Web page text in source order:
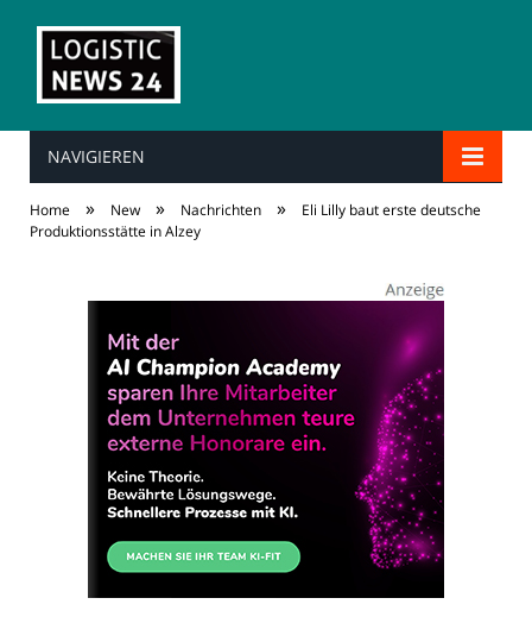
NAVIGIEREN
Home » New » Nachrichten »
Eli Lilly baut erste deutsche
Produktionsstätte in Alzey